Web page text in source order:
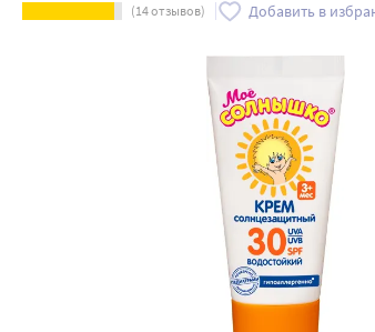
(14отзывов) Добавить в